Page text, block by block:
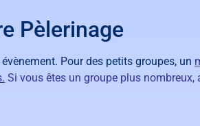
Pèlerinage
Pour des petits groupes, un
. Si vous êtes un groupe plus